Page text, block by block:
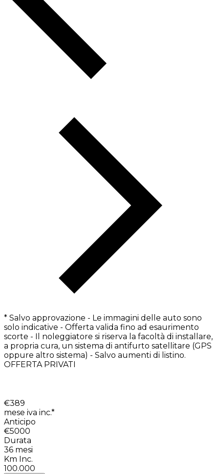
* Salvo approvazione - Le immagini delle auto sono
solo indicative - Offerta valida fino ad esaurimento
scorte - Il noleggiatore si riserva la facoltà di installare,
a propria cura, un sistema di antifurto satellitare (GPS
oppure altro sistema) - Salvo aumenti di listino.
OFFERTA PRIVATI
€389
mese iva inc.*
Anticipo
€5000
Durata
36 mesi
Km Inc.
100.000